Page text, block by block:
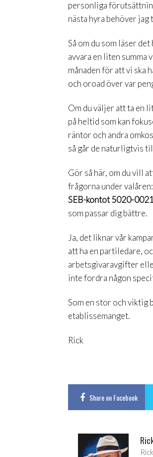
personliga
nästa hyra behöver jag
Så om du som läser
avvara en liten summa
månaden för att vi ska
och oroad över var
Om du väljer att ta en
på heltid som kan
räntor och andra
så går de naturligtvis
Gör så här, om du vill
frågorna under valåren:
SEB-kontot 5020-
som passar dig bättre.
Ja, det liknar vår
att ha en partiledare,
arbetsgivaravgifter
inte fordra någon
Som en stor och viktig
etablissemanget.
Rick
Shareon Facebook